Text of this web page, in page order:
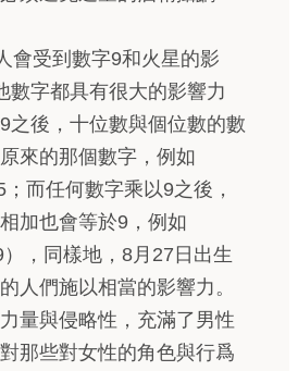
會受到數字9和火星的影
數字都具有很大的影響力
9之後，十位數與個位數的數
來的那個數字，例如
而任何數字乘以9之後，
加也會等於9，例如
，同樣地，8月27日出生
人們施以相當的影響力。
量與侵略性，充滿了男性
那些對女性的角色與行爲